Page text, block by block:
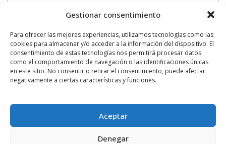
Gestionar consentimiento
Para ofrecer las mejores experiencias, utilizamos tecnologías como las
cookies para almacenar y/o acceder a la información del dispositivo. El
consentimiento de estas tecnologías nos permitirá procesar datos
como el comportamiento de navegación o las identificaciones únicas
en este sitio. No consentir o retirar el consentimiento, puede afectar
negativamente a ciertas características y funciones.
Aceptar
Denegar
Notificarme vía correo electrónico cuando el comentario sea